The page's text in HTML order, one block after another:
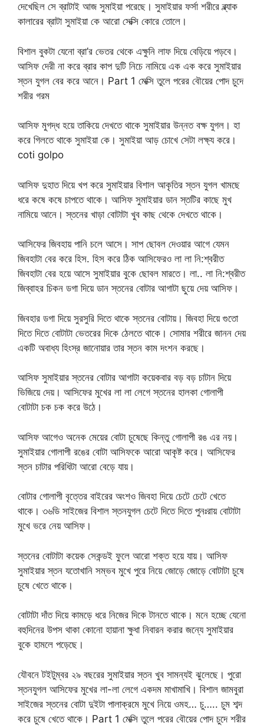
দেখেছিল সে ব্রাটাই আজ সুমাইয়া পরেছে। সুমাইয়ার ফর্সা শরীরে ব্ল্যাক
কালারের ব্রাটা সুমাইয়া কে আরো সেক্সি কোরে তোলে।
বিশাল বুকটা যেনো ব্রা’র ভেতর থেকে এক্ষুনি লাফ দিয়ে বেড়িয়ে পড়বে।
আসিফ দেরী না করে ব্রার কাপ দুটি নিচে নামিয়ে এক এক করে সুমাইয়ার
স্তন যুগল বের করে আনে। Part 1 মেক্সি তুলে পরের বৌয়ের পোদ চুদে
শরীর গরম
আসিফ মুগদ্ধ হয়ে তাকিয়ে দেখতে থাকে সুমাইয়ার উন্নত বক্ষ যুগল। হা
করে গিলতে থাকে সুমাইয়া কে। সুমাইয়া আড় চোখে সেটা লক্ষ্য করে।
coti golpo
আসিফ দুহাত দিয়ে খপ করে সুমাইয়ার বিশাল আকৃতির স্তন যুগল খামছে
ধরে কষে কষে চাপতে থাকে। আসিফ সুমাইয়ার ডান স্তটির কাছে মুখ
নামিয়ে আনে। স্তনের খাড়া বোটাটা খুব কাছ থেকে দেখতে থাকে।
আসিফের জিবহায় পানি চলে আসে। সাপ ছোবল দেওয়ার আগে যেমন
জিবহাটা বের করে হিস. হিস করে ঠিক আসিফেরও লা লা নি:শ্বরীত
জিবহাটা বের হয়ে আসে সুমাইয়ার বুকে ছোবল মারতে। লা.. লা নি:শ্বরীত
জিব্বাহর চিকন ডগা দিয়ে ডান স্তনের বোটার আগাটা ছুয়ে দেয় আসিফ।
জিবহার ডগা দিয়ে সুরসুরি দিতে থাকে স্তনের বোটায়। জিবহা দিয়ে গুতো
দিতে দিতে বোটাটা ভেতরের দিকে ঠেলতে থাকে। সোমার শরীরে জানন দেয়
একটি অবাধ্য হিংস্র জানোয়ার তার স্তন কাম দংশন করছে।
আসিফ সুমাইয়ার স্তনের বোটার আগাটা কয়েকবার বড় বড় চাটান দিয়ে
ভিজিয়ে দেয়। আসিফের মুখের লা লা লেগে স্তনের হালকা গোলাপী
বোটাটা চক চক করে উঠে।
আসিফ আগেও অনেক মেয়ের বোটা চুষেছে কিন্তু গোলাপী রঙ এর নয়।
সুমাইয়ার গোলাপী রঙের বোটা আসিফকে আরো আকৃষ্ট করে। আসিফের
স্তন চাটার পরিধিটা আরো বেড়ে যায়।
বোটার গোলাপী বৃত্তের বাইরের অংশও জিবহা দিয়ে চেটে চেটে খেতে
থাকে। ৩৬ডি সাইজের বিশাল স্তনযুগল চেটে দিতে দিতে পুনঃরায় বোটাটা
মুখে ভরে নেয় আসিফ।
স্তনের বোটাটা কয়েক সেকন্ডই ফুলে আরো শক্ত হয়ে যায়। আসিফ
সুমাইয়ার স্তন যতোখানি সম্ভব মুখে পুরে নিয়ে জোড়ে জোড়ে বোটাটা চুষে
চুষে খেতে থাকে।
বোটাটা দাঁত দিয়ে কামড়ে ধরে নিজের দিকে টানতে থাকে। মনে হচ্ছে যেনো
বহুদিনের উপস থাকা কোনো হায়ানা ক্ষুধা নিবারন করার জন্যে সুমাইয়ার
বুকে হামলে পড়েছে।
যৌবনে টইটুম্বর ২৯ বছরের সুমাইয়ার স্তন খুব সামন্যই ঝুলেছে। পুরো
স্তনযুগল আসিফের মুখের লা-লা লেগে একদম মাখামাখি। বিশাল জামবুরা
সাইজের স্তনের বোটা দুইটা পালাক্রমে মুখে নিয়ে ওমহ… চু….. চুম শব্দ
করে চুষে খেতে থাকে। Part 1 মেক্সি তুলে পরের বৌয়ের পোদ চুদে শরীর